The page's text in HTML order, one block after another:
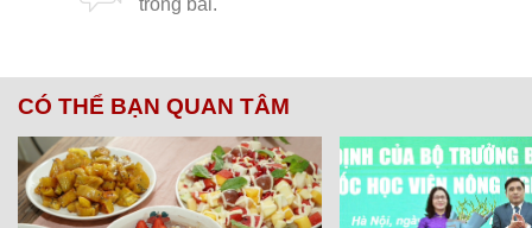
CÓ THỂ BẠN QUAN TÂM